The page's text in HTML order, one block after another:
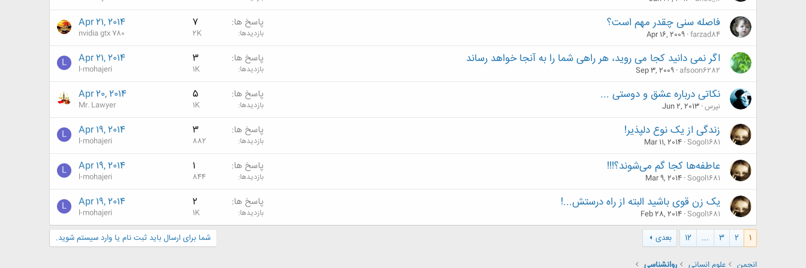
فاصله سنی چقدر مهم است؟
farzad84
Apr 16, 2009
پاسخ ها 7
بازدیدها 2K
Apr 21, 2014
nvidia gtx 780
اگر نمی دانید کجا می روید، هر راهی شما را به آنجا خواهد رساند
afsoon6282
Sep 3, 2009
پاسخ ها 3
بازدیدها 1K
Apr 21, 2014
l-mohajeri
L
نکاتی درباره عشق و دوستی ...
نپرس Jun 2, 2013
پاسخ ها 5
بازدیدها 1K
Apr 20, 2014
Mr. Lawyer
زندگی از یک نوع دلپذیر!
Sogol1681
Mar 11, 2014
پاسخ ها 3
بازدیدها 882
Apr 19, 2014
l-mohajeri
L
عاطفه‌ها کجا گم می‌شوند؟!!!
Sogol1681
Mar 9, 2014
پاسخ ها 1
بازدیدها 844
Apr 19, 2014
l-mohajeri
L
یک زن قوی باشید البته از راه درستش...!
Sogol1681
Feb 28, 2014
پاسخ ها 2
بازدیدها 1K
Apr 19, 2014
l-mohajeri
L
1
2
3
...
12 بعدی شما برای ارسال باید ثبت نام یا وارد سیستم شوید.
انجمن علوم انسانی روانشناسی